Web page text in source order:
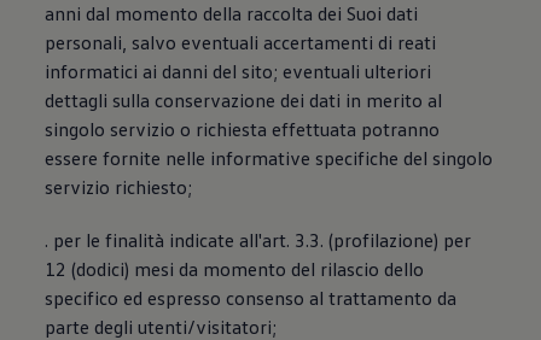
anni dal momento della raccolta dei Suoi dati
personali, salvo eventuali accertamenti di reati
informatici ai danni del sito; eventuali ulteriori
dettagli sulla conservazione dei dati in merito al
singolo servizio o richiesta effettuata potranno
essere fornite nelle informative specifiche del singolo
servizio richiesto;
. per le finalità indicate all'art. 3.3. (profilazione) per
12 (dodici) mesi da momento del rilascio dello
specifico ed espresso consenso al trattamento da
parte degli utenti/visitatori;